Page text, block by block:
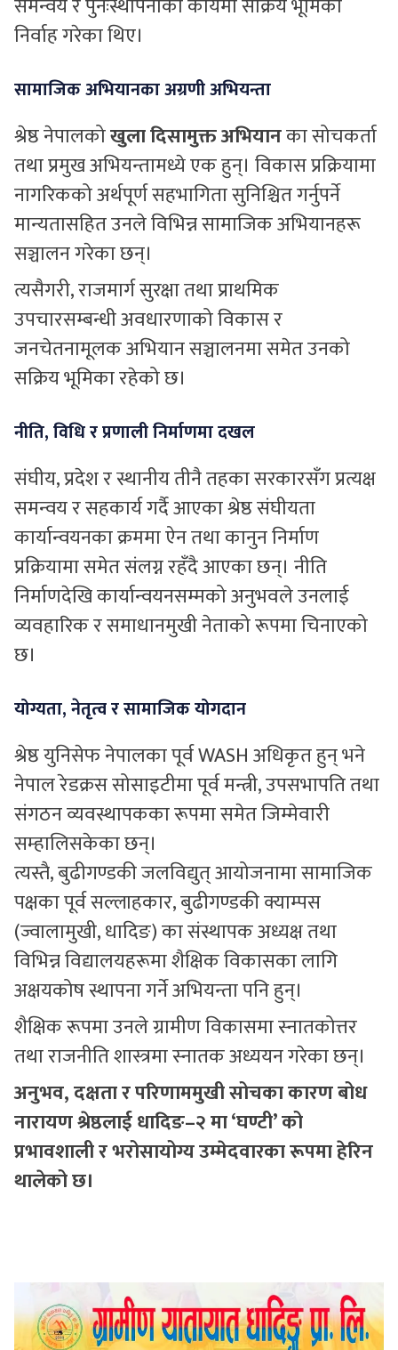
समन्वय र पुनःस्थापनाका कार्यमा सक्रिय भूमिका
निर्वाह गरेका थिए।
सामाजिक अभियानका अग्रणी अभियन्ता
श्रेष्ठ नेपालकोखुला दिसामुक्त अभियानका सोचकर्ता
तथा प्रमुख अभियन्तामध्ये एक हुन्। विकास प्रक्रियामा
नागरिकको अर्थपूर्ण सहभागिता सुनिश्चित गर्नुपर्ने
मान्यतासहित उनले विभिन्न सामाजिक अभियानहरू
सञ्चालन गरेका छन्।
त्यसैगरी, राजमार्ग सुरक्षा तथा प्राथमिक
उपचारसम्बन्धी अवधारणाको विकास र
जनचेतनामूलक अभियान सञ्चालनमा समेत उनको
सक्रिय भूमिका रहेको छ।
नीति, विधि र प्रणाली निर्माणमा दखल
संघीय, प्रदेश र स्थानीय तीनै तहका सरकारसँग प्रत्यक्ष
समन्वय र सहकार्य गर्दै आएका श्रेष्ठ संघीयता
कार्यान्वयनका क्रममा ऐन तथा कानुन निर्माण
प्रक्रियामा समेत संलग्न रहँदै आएका छन्। नीति
निर्माणदेखि कार्यान्वयनसम्मको अनुभवले उनलाई
व्यवहारिक र समाधानमुखी नेताको रूपमा चिनाएको
छ।
योग्यता, नेतृत्व र सामाजिक योगदान
श्रेष्ठ युनिसेफ नेपालका पूर्व WASH अधिकृत हुन् भने
नेपाल रेडक्रस सोसाइटीमा पूर्व मन्त्री, उपसभापति तथा
संगठन व्यवस्थापकका रूपमा समेत जिम्मेवारी
सम्हालिसकेका छन्।
त्यस्तै, बुढीगण्डकी जलविद्युत् आयोजनामा सामाजिक
पक्षका पूर्व सल्लाहकार, बुढीगण्डकी क्याम्पस
(ज्वालामुखी, धादिङ) का संस्थापक अध्यक्ष तथा
विभिन्न विद्यालयहरूमा शैक्षिक विकासका लागि
अक्षयकोष स्थापना गर्ने अभियन्ता पनि हुन्।
शैक्षिक रूपमा उनले ग्रामीण विकासमा स्नातकोत्तर
तथा राजनीति शास्त्रमा स्नातक अध्ययन गरेका छन्।
अनुभव, दक्षता र परिणाममुखी सोचका कारण बोध
नारायण श्रेष्ठलाई धादिङ–२ मा ‘घण्टी’ को
प्रभावशाली र भरोसायोग्य उम्मेदवारका रूपमा हेरिन
थालेको छ।